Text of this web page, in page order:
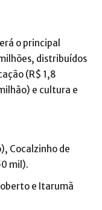
o principal
distribuídos
(R$ 1,8
e cultura e
Cocalzinho de
mil).
e Itarumã